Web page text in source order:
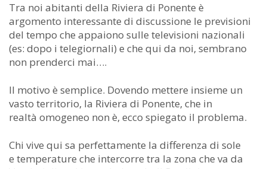
Tra noi abitanti della Riviera di Ponente è
argomento interessante di discussione le previsioni
del tempo che appaiono sulle televisioni nazionali
(es: dopo i telegiornali) e che qui da noi, sembrano
non prenderci mai….
Il motivo è semplice. Dovendo mettere insieme un
vasto territorio, la Riviera di Ponente, che in
realtà omogeneo non è, ecco spiegato il problema.
Chi vive qui sa perfettamente la differenza di sole
e temperature che intercorre tra la zona che va da